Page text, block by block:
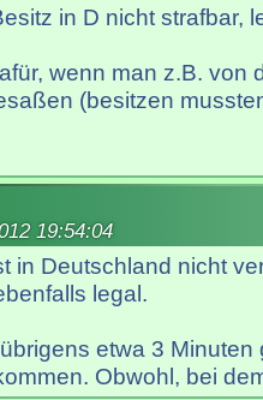
in D nicht strafbar,
wenn man z.B. von
(besitzen
19:54:04
in Deutschland nicht
legal.
etwa 3
Obwohl, bei